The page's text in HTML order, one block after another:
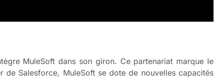
MuleSoft dans son giron. Ce partenariat marque le
de Salesforce, MuleSoft se dote de nouvelles capacités